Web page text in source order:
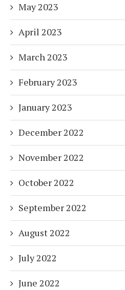
May 2023
April 2023
March 2023
February 2023
January 2023
December 2022
November 2022
October 2022
September 2022
August 2022
July 2022
June 2022